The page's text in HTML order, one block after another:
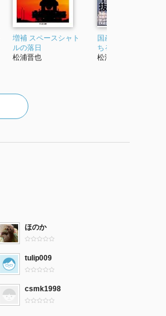
増補 スペースシャト
ルの落日
松浦晋也
国産ロケットはなぜ墜
ちるのか
松浦晋也
ほのか
tulip009
csmk1998